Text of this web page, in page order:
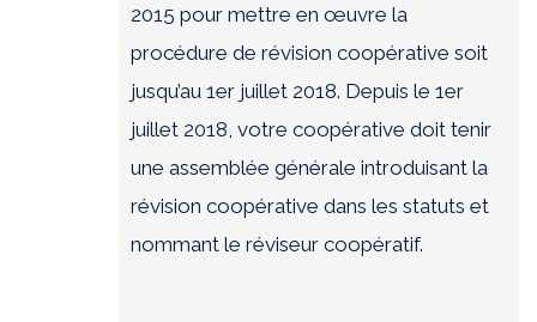
2015 pour mettre en œuvre la
procédure de révision coopérative soit
jusqu’au 1er juillet 2018. Depuis le 1er
juillet 2018, votre coopérative doit tenir
une assemblée générale introduisant la
révision coopérative dans les statuts et
nommant le réviseur coopératif.